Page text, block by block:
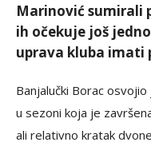
Marinović sumirali
ih očekuje još
uprava kluba imati
Banjalučki Borac
u sezoni koja je
ali relativno kratak